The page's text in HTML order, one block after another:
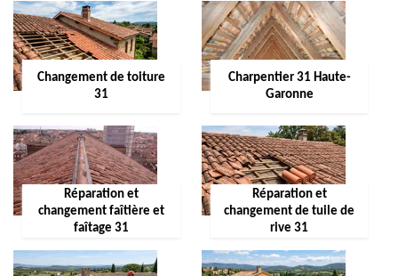
Changement de toiture
31
Charpentier 31 Haute-
Garonne
Réparation et
changement faîtière et
faîtage 31
Réparation et
changement de tuile de
rive 31